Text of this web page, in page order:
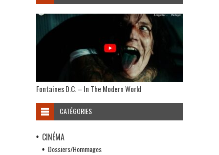
Fontaines D.C. – In The Modern World
CATÉGORIES
CINÉMA
Dossiers/Hommages